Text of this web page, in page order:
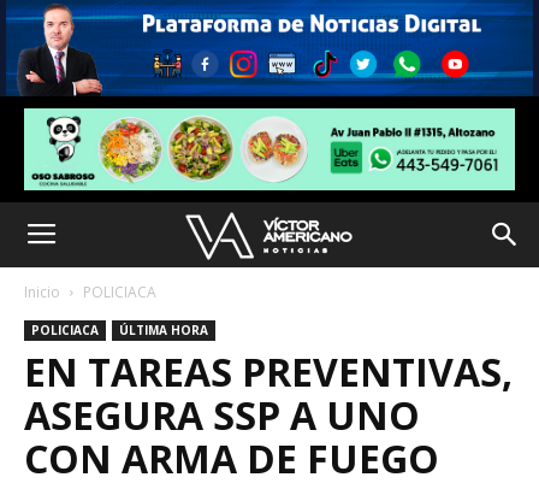
Inicio POLICIACA
POLICIACA ÚLTIMA HORA
EN TAREAS PREVENTIVAS,
ASEGURA SSP A UNO
CON ARMA DE FUEGO